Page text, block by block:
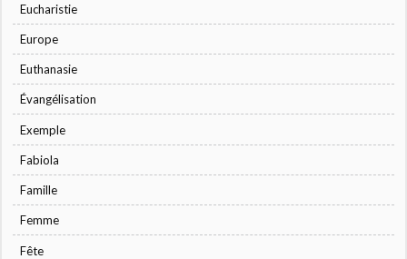
Eucharistie
Europe
Euthanasie
Évangélisation
Exemple
Fabiola
Famille
Femme
Fête